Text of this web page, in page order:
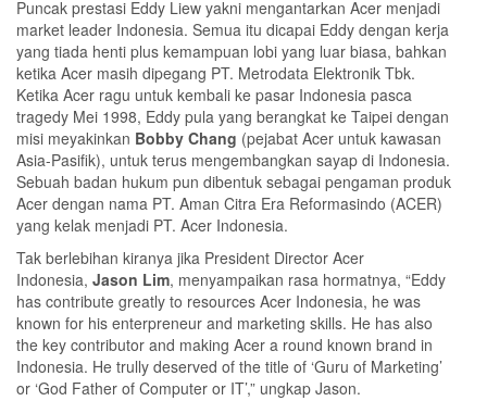
Puncak prestasi Eddy Liew yakni mengantarkan Acer menjadi
market leader Indonesia. Semua itu dicapai Eddy dengan kerja
yang tiada henti plus kemampuan lobi yang luar biasa, bahkan
ketika Acer masih dipegang PT. Metrodata Elektronik Tbk.
Ketika Acer ragu untuk kembali ke pasar Indonesia pasca
tragedy Mei 1998, Eddy pula yang berangkat ke Taipei dengan
misi meyakinkan Bobby Chang (pejabat Acer untuk kawasan
Asia-Pasifik), untuk terus mengembangkan sayap di Indonesia.
Sebuah badan hukum pun dibentuk sebagai pengaman produk
Acer dengan nama PT. Aman Citra Era Reformasindo (ACER)
yang kelak menjadi PT. Acer Indonesia.
Tak berlebihan kiranya jika President Director Acer
Indonesia, Jason Lim, menyampaikan rasa hormatnya, “Eddy
has contribute greatly to resources Acer Indonesia, he was
known for his enterpreneur and marketing skills. He has also
the key contributor and making Acer a round known brand in
Indonesia. He trully deserved of the title of ‘Guru of Marketing’
or ‘God Father of Computer or IT’,” ungkap Jason.